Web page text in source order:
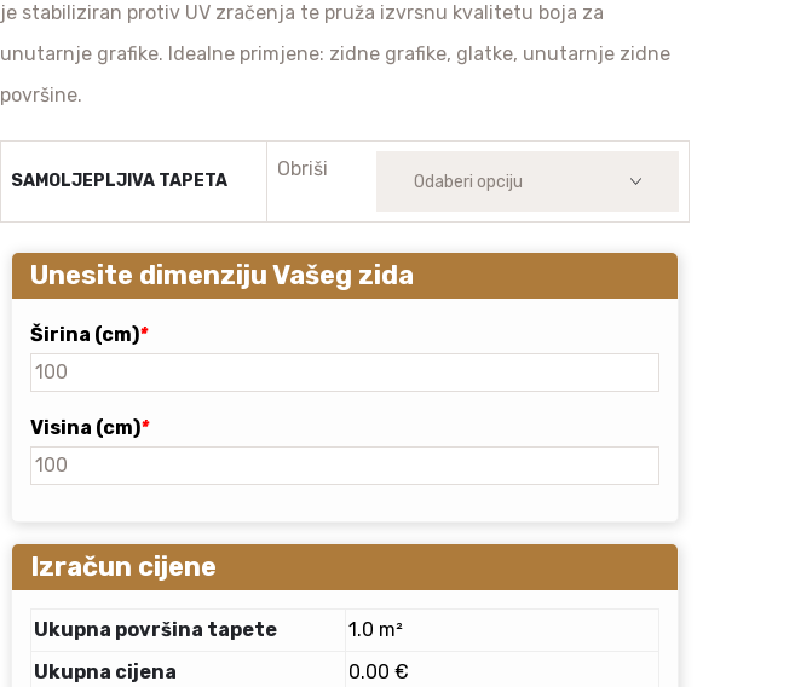
je stabiliziran protiv UV zračenja te pruža izvrsnu kvalitetu boja za
unutarnje grafike. Idealne primjene: zidne grafike, glatke, unutarnje zidne
površine.
SAMOLJEPLJIVA TAPETA
Obriši
Unesite dimenziju Vašeg zida
Širina (cm)*
Visina (cm)*
Izračun cijene
Ukupna površina tapete
1.0 m²
Ukupna cijena
0.00 €